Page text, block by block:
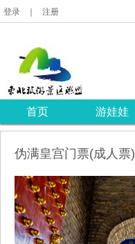
登录 注册
首页 游娃娃
伪满皇宫门票(成人票)